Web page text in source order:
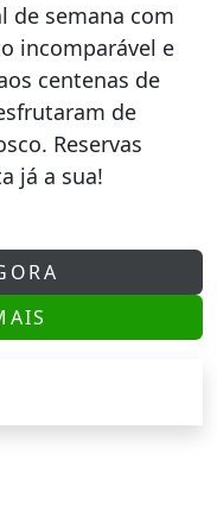
de semana com
incomparável e
centenas de
de
Reservas
já a sua!